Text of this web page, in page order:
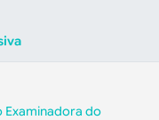
Examinadora do